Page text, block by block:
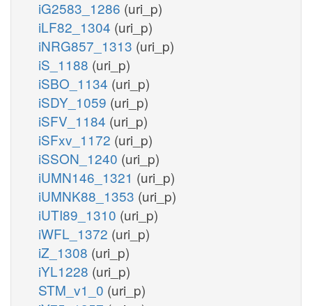
iG2583_1286 (uri_p)
iLF82_1304 (uri_p)
iNRG857_1313 (uri_p)
iS_1188 (uri_p)
iSBO_1134 (uri_p)
iSDY_1059 (uri_p)
iSFV_1184 (uri_p)
iSFxv_1172 (uri_p)
iSSON_1240 (uri_p)
iUMN146_1321 (uri_p)
iUMNK88_1353 (uri_p)
iUTI89_1310 (uri_p)
iWFL_1372 (uri_p)
iZ_1308 (uri_p)
iYL1228 (uri_p)
STM_v1_0 (uri_p)